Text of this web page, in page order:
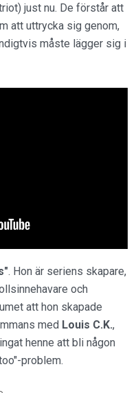
just nu. De förstår att
att uttrycka sig genom,
måste lägger sig i
. Hon är seriens skapare,
och
att hon skapade
med Louis C.K.,
henne att bli någon
problem.